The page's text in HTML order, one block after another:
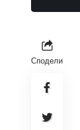
Сподели